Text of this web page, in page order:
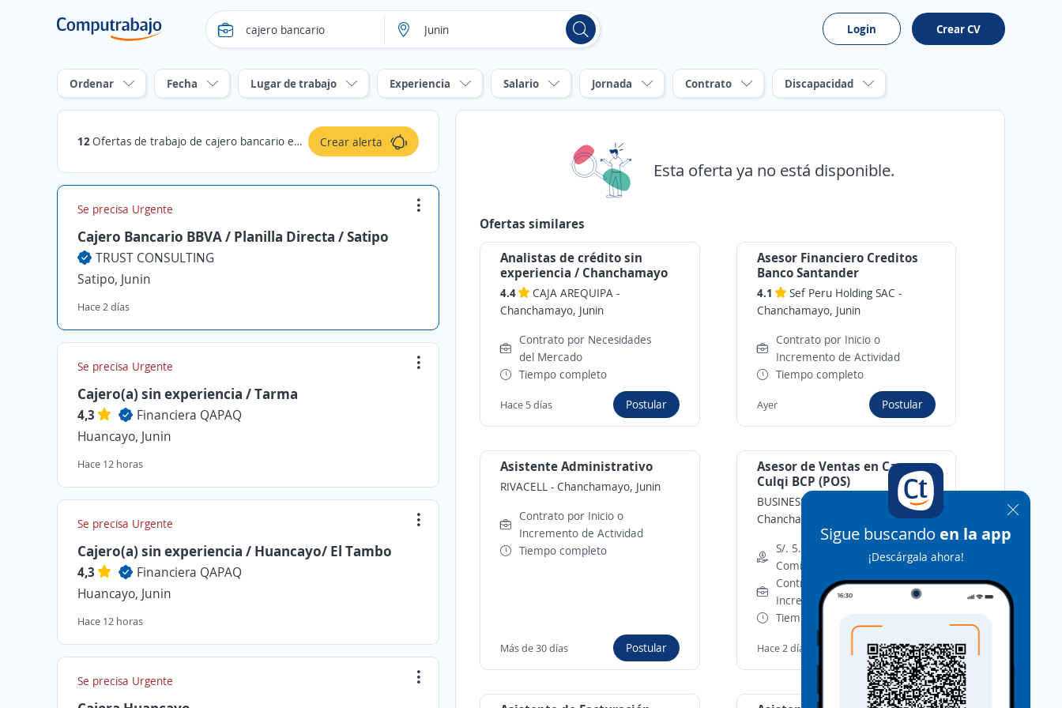
Login Crear CV
Ordenar Fecha Lugar de trabajo Experiencia Salario Jornada Contrato Discapacidad
12Ofertas de trabajo de cajero bancario en Junin Crear alerta
Se precisa Urgente
Cajero Bancario BBVA / Planilla Directa / Satipo
TRUST CONSULTING
Satipo, Junin
Hace 2 días
Se precisa Urgente
Cajero(a) sin experiencia / Tarma
4,3
Financiera QAPAQ
Huancayo, Junin
Hace 12 horas
Se precisa Urgente
Cajero(a) sin experiencia / Huancayo/ El Tambo
4,3
Financiera QAPAQ
Huancayo, Junin
Hace 12 horas
Se precisa Urgente
Sigue buscando en la app
¡Descárgala ahora!
Esta oferta ya no está disponible.
Ofertas similares
Analistas de crédito sin
experiencia / Chanchamayo
4.4 CAJA AREQUIPA -
Chanchamayo, Junin
Contrato por Necesidades
del Mercado
Tiempo completo
Hace 5 días Postular
Asesor Financiero Creditos
Banco Santander
4.1 Sef Peru Holding SAC -
Chanchamayo, Junin
Contrato por Inicio o
Incremento de Actividad
Tiempo completo
Ayer Postular
Asistente Administrativo
RIVACELL -Chanchamayo, Junin
Contrato por Inicio o
Incremento de Actividad
Tiempo completo
Más de 30 días Postular
Asesor de Ventas en Campo
Culqi BCP (POS)
BUSINESS FORCE CAMP E.I.R.L. -
Chanchamayo, Junin
S/. 5.000,00 (Mensual) +
Comisiones
Contrato por Inicio o
Incremento de Actividad
Tiempo completo
Hace 2 días Postular